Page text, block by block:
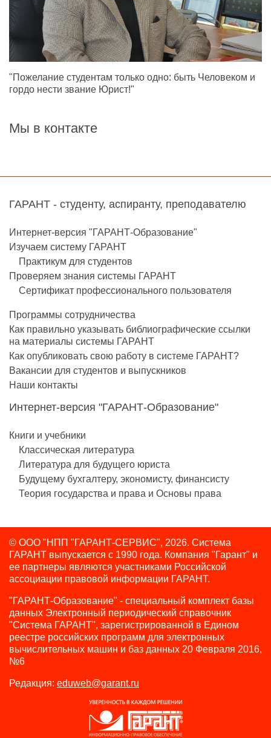
"Пожелание студентам только одно: быть Человеком и
гордо нести звание Юрист!"
Мы в контакте
ГАРАНТ - студенту, аспиранту, преподавателю
Интернет-версия "ГАРАНТ-Образование"
Изучаем систему ГАРАНТ
Практикум для студентов
Проверяем знания системы ГАРАНТ
Сертификат профессионального пользователя
Программы сотрудничества
Как правильно указывать библиографические ссылки
на материалы системы ГАРАНТ
Как опубликовать свою работу в системе ГАРАНТ?
Вакансии для студентов и выпускников
Наши контакты
Интернет-версия "ГАРАНТ-Образование"
Книги и учебники
Классическая литература
Литература для будущего юриста
Будущему бухгалтеру, экономисту, финансисту
Теория государства и права и Основы права
© ООО "НПП "ГАРАНТ-СЕРВИС", 2026. Система
ГАРАНТ выпускается с 1990 года. Компания "Гарант" и
ее партнеры являются участниками Российской
ассоциации правовой информации ГАРАНТ.
"ГАРАНТ-Образование" - специальный комплект базы
данных Электронный периодический справочник
"Система ГАРАНТ", зарегистрированной в Едином
реестре российских программ для электронных
вычислительных машин и баз данных 20 Февраля 2016,
№6
Редакция: eduweb@garant.ru